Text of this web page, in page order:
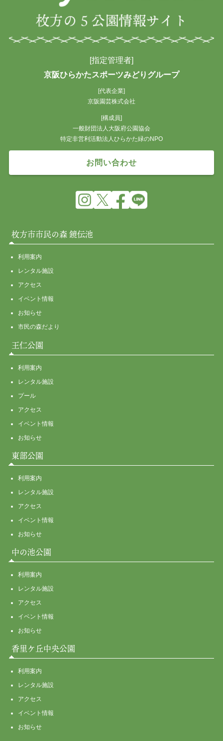
[指定管理者]
京阪ひらかたスポーツみどりグループ
[代表企業]
京阪園芸株式会社
[構成員]
一般財団法人大阪府公園協会
特定非営利活動法人ひらかた緑のNPO
お問い合わせ
枚方市市民の森 鏡伝池
利用案内
レンタル施設
アクセス
イベント情報
お知らせ
市民の森だより
王仁公園
利用案内
レンタル施設
プール
アクセス
イベント情報
お知らせ
東部公園
利用案内
レンタル施設
アクセス
イベント情報
お知らせ
中の池公園
利用案内
レンタル施設
アクセス
イベント情報
お知らせ
香里ケ丘中央公園
利用案内
レンタル施設
アクセス
イベント情報
お知らせ